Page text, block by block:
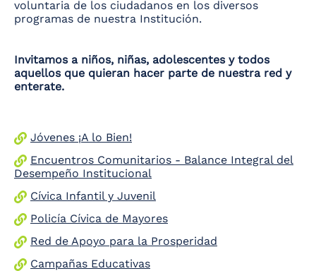
voluntaria de los ciudadanos en los diversos
programas de nuestra Institución.
Invitamos a niños, niñas, adolescentes y todos
aquellos que quieran hacer parte de nuestra red y
enterate.
Jóvenes ¡A lo Bien!
Encuentros Comunitarios - Balance Integral del
Desempeño Institucional
Cívica Infantil y Juvenil
Policía Cívica de Mayores
Red de Apoyo para la Prosperidad
Campañas Educativas